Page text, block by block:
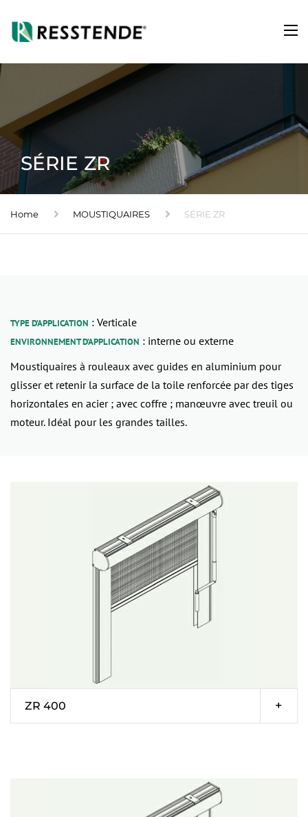
SÉRIE ZR
Home MOUSTIQUAIRES SÉRIE ZR
TYPE D’APPLICATION : Verticale
ENVIRONNEMENT D’APPLICATION : interne ou externe
Moustiquaires à rouleaux avec guides en aluminium pour
glisser et retenir la surface de la toile renforcée par des tiges
horizontales en acier ; avec coffre ; manœuvre avec treuil ou
moteur. Idéal pour les grandes tailles.
ZR 400